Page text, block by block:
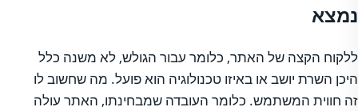
נמצא
ללקוח הקצה של האתר, כלומר עבור הגולש, לא משנה כלל
היכן השרת יושב או באיזו טכנולוגיה הוא פועל. מה שחשוב לו
זה חווית המשתמש. כלומר העובדה שמבחינתו, האתר עולה